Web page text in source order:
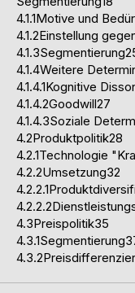
4.1.1Motive und
4.1.2Einstellung
4.1.4Weitere
4.1.4.1Kognitive
4.1.4.2Goodwill27
4.1.4.3Soziale
4.2Produktpolitik28
4.2.1Technologie
4.2.2Umsetzung32
4.3Preispolitik35